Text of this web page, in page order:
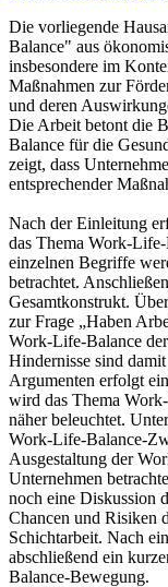
Die vorliegende
Balance" aus
insbesondere im
Maßnahmen zur
und deren
Die Arbeit betont die
Balance für die
zeigt, dass
entsprechender
Nach der Einleitung
das Thema Work-
einzelnen Begriffe
betrachtet.
Gesamtkonstrukt.
zur Frage „Haben
Work-Life-Balance
Hindernisse sind
Argumenten erfolgt
wird das Thema
näher beleuchtet.
Work-Life-Balance-
Ausgestaltung der
Unternehmen
noch eine Diskussion
Chancen und Risiken
Schichtarbeit. Nach
abschließend ein
Balance-Bewegung.